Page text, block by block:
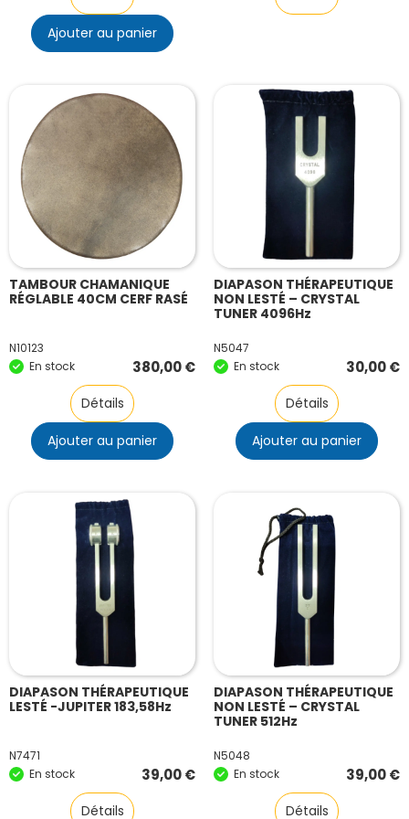
Ajouter au panier
TAMBOUR CHAMANIQUE
RÉGLABLE 40CM CERF RASÉ
N10123
En stock
380,00€
Détails
Ajouter au panier
DIAPASON THÉRAPEUTIQUE
NON LESTÉ – CRYSTAL
TUNER 4096Hz
N5047
En stock
30,00€
Détails
Ajouter au panier
DIAPASON THÉRAPEUTIQUE
LESTÉ -JUPITER 183,58Hz
N7471
En stock
39,00€
Détails
DIAPASON THÉRAPEUTIQUE
NON LESTÉ – CRYSTAL
TUNER 512Hz
N5048
En stock
39,00€
Détails